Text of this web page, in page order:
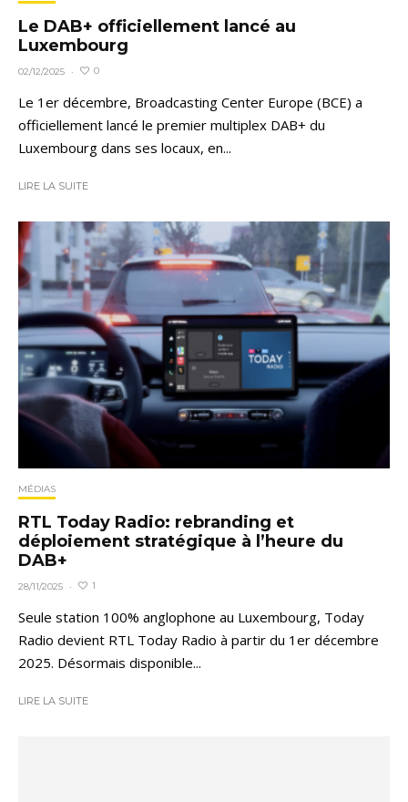
Le DAB+ officiellement lancé au
Luxembourg
02/12/2025 · 0
Le 1er décembre, Broadcasting Center Europe (BCE) a
officiellement lancé le premier multiplex DAB+ du
Luxembourg dans ses locaux, en...
LIRE LA SUITE
MÉDIAS
RTL Today Radio: rebranding et
déploiement stratégique à l’heure du
DAB+
28/11/2025 · 1
Seule station 100% anglophone au Luxembourg, Today
Radio devient RTL Today Radio à partir du 1er décembre
2025. Désormais disponible...
LIRE LA SUITE